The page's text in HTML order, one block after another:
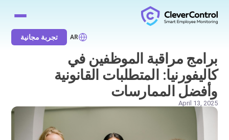
AR تجربة مجانية
برامج مراقبة الموظفين في
كاليفورنيا: المتطلبات القانونية
وأفضل الممارسات
April 13, 2025